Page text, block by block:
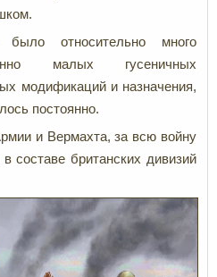
относительно много
малых гусеничных
модификаций и назначения,
постоянно.
и Вермахта, за всю войну
составе британских дивизий